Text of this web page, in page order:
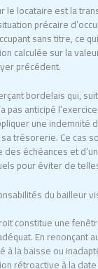
le locataire est la
précaire
sans titre, ce
calculée sur la
précédent.
bordelais qui,
pas anticipé
une indemnité
trésorerie. Ce cas
des échéances et
pour éviter de
du bailleur
constitue une
En renonçant
à la baisse ou
rétroactive à la